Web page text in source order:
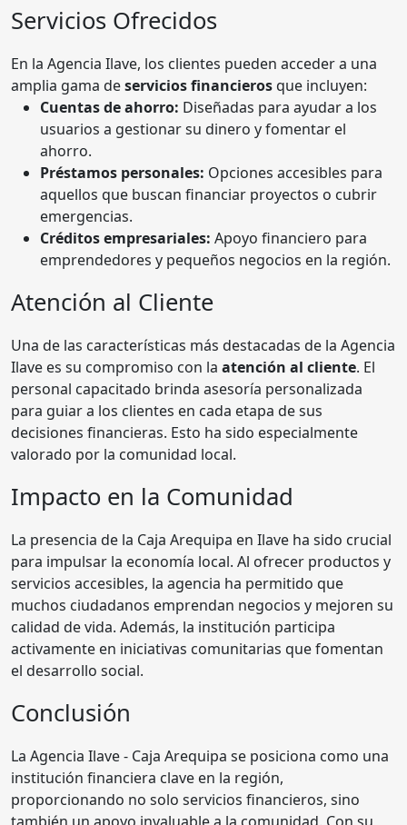
Servicios Ofrecidos
En la Agencia Ilave, los clientes pueden acceder a una
amplia gama deservicios financierosque incluyen:
Cuentas de ahorro: Diseñadas para ayudar a los
usuarios a gestionar su dinero y fomentar el
ahorro.
Préstamos personales: Opciones accesibles para
aquellos que buscan financiar proyectos o cubrir
emergencias.
Créditos empresariales: Apoyo financiero para
emprendedores y pequeños negocios en la región.
Atención al Cliente
Una de las características más destacadas de la Agencia
Ilave es su compromiso con la atención al cliente. El
personal capacitado brinda asesoría personalizada
para guiar a los clientes en cada etapa de sus
decisiones financieras. Esto ha sido especialmente
valorado por la comunidad local.
Impacto en la Comunidad
La presencia de la Caja Arequipa en Ilave ha sido crucial
para impulsar la economía local. Al ofrecer productos y
servicios accesibles, la agencia ha permitido que
muchos ciudadanos emprendan negocios y mejoren su
calidad de vida. Además, la institución participa
activamente en iniciativas comunitarias que fomentan
el desarrollo social.
Conclusión
La Agencia Ilave - Caja Arequipa se posiciona como una
institución financiera clave en la región,
proporcionando no solo servicios financieros, sino
también un apoyo invaluable a la comunidad. Con su